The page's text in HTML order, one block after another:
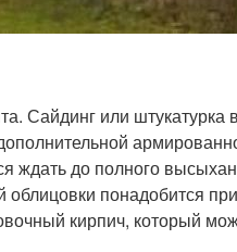
Сайдинг или штукатурка
ждать до полного
понадобится
кирпич, который